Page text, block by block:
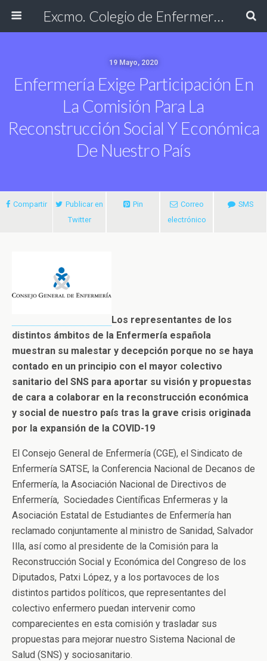
Excmo. Colegio de Enfermería de Cádiz
19 Mayo, 2020
Enfermería Exige Participación En
La Comisión Para La
Reconstrucción Social Y Económica
De Nuestro País
Compartir
Publicar en
Twitter
Pin
Correo
electrónico
SMS
Los representantes de los
distintos ámbitos de la Enfermería española
muestran su malestar y decepción porque no se haya
contado en un principio con el mayor colectivo
sanitario del SNS para aportar su visión y propuestas
de cara a colaborar en la reconstrucción económica
y social de nuestro país tras la grave crisis originada
por la expansión de la COVID-19
El Consejo General de Enfermería (CGE), el Sindicato de
Enfermería SATSE, la Conferencia Nacional de Decanos de
Enfermería, la Asociación Nacional de Directivos de
Enfermería, Sociedades Científicas Enfermeras y la
Asociación Estatal de Estudiantes de Enfermería han
reclamado conjuntamente al ministro de Sanidad, Salvador
Illa, así como al presidente de la Comisión para la
Reconstrucción Social y Económica del Congreso de los
Diputados, Patxi López, y a los portavoces de los
distintos partidos políticos, que representantes del
colectivo enfermero puedan intervenir como
comparecientes en esta comisión y trasladar sus
propuestas para mejorar nuestro Sistema Nacional de
Salud (SNS) y sociosanitario.